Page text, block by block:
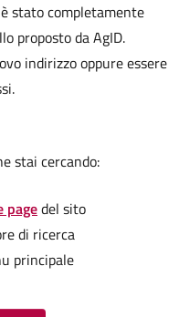
è stato completamente
proposto da AgID.
indirizzo oppure essere
stai cercando:
pagedel sito
di ricerca
principale